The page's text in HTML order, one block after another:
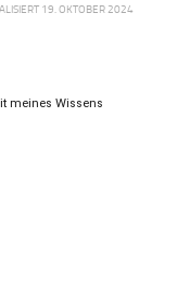
19. OKTOBER 2024
meines Wissens